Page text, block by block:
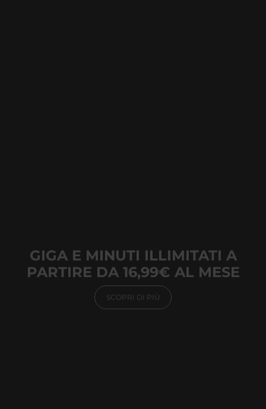
GIGA E MINUTI ILLIMITATI A
PARTIRE DA 16,99€ AL MESE
SCOPRI DI PIÙ